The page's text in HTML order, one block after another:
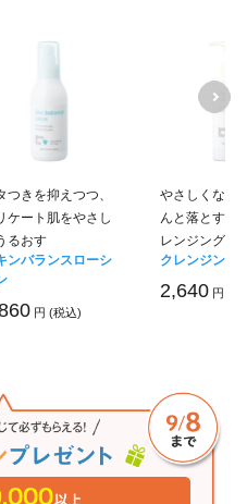
つきを抑えつつ、
ケート肌をやさし
るおす
ンバランスローシ
円 (税込)
やさしくなじ
んと落とすう
レンジングミ
クレンジング
2,640 円 (税